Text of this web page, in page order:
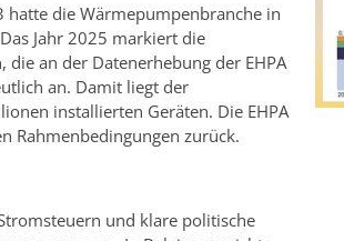
hatte die Wärmepumpenbranche in
Jahr 2025 markiert die
an der Datenerhebung der EHPA
an. Damit liegt der
installierten Geräten. Die EHPA
Rahmenbedingungen zurück.
und klare politische